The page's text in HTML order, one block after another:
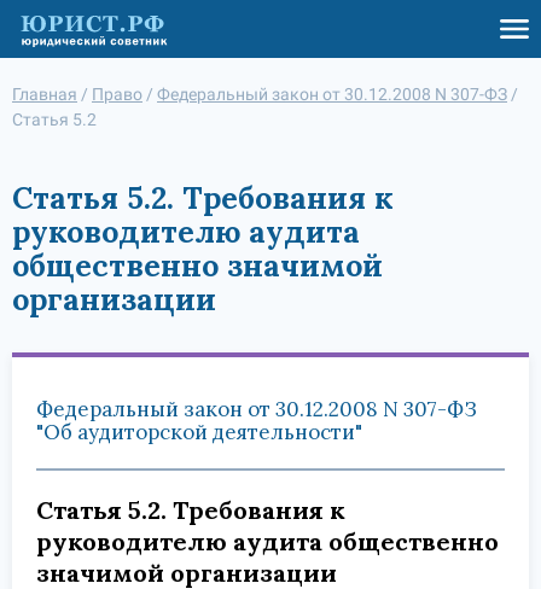
Главная / Право / Федеральный закон от 30.12.2008 N 307-ФЗ /
Статья 5.2
Статья 5.2. Требования к
руководителю аудита
общественно значимой
организации
Федеральный закон от 30.12.2008 N 307-ФЗ
"Об аудиторской деятельности"
Статья 5.2. Требования к
руководителю аудита общественно
значимой организации